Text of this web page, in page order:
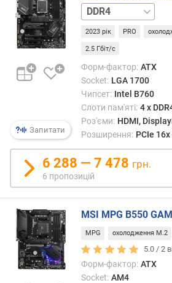
з
'
є
м
S
A
ш
т
.
)
S
A
S
р
о
з
Запитати
DDR5
2023 рік PRO
2.5 Гбіт/с
Форм-фактор: ATX
Socket: LGA 1700
Чипсет: Intel B760
Слоти пам'яті: 4 х
Роз'єми: HDMI,
Розширення: PCIe
6 288 — 7 478 грн.
6 пропозицій
MSI MPG B550
MPG охолодження M.2
5.0 /2
Форм-фактор: ATX
Socket: AM4